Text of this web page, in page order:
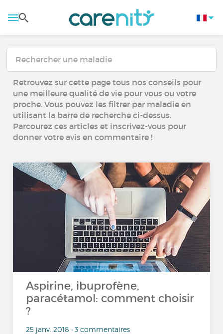
Retrouvez sur cette page tous nos conseils pour
une meilleure qualité de vie pour vous ou votre
proche. Vous pouvez les filtrer par maladie en
utilisant la barre de recherche ci-dessus.
Parcourez ces articles et inscrivez-vous pour
donner votre avis en commentaire !
Aspirine, ibuprofène,
paracétamol: comment choisir
?
25 janv. 2018 • 3 commentaires